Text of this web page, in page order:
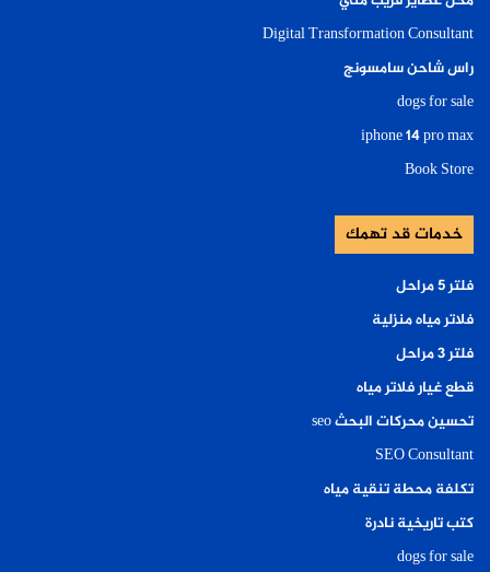
Digital Transformation Consultant
راس شاحن سامسونج
dogs for sale
iphone 14 pro max
Book Store
خدمات قد تهمك
فلتر ٥ مراحل
فلاتر مياه منزلية
فلتر ٣ مراحل
قطع غيار فلاتر مياه
تحسين محركات البحث seo
SEO Consultant
تكلفة محطة تنقية مياه
كتب تاريخية نادرة
dogs for sale